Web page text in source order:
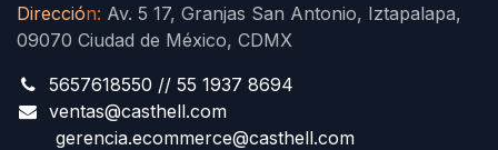
Dirección: Av. 5 17, Granjas San Antonio, Iztapalapa,
09070 Ciudad de México, CDMX
5657618550 // 55 1937 8694
ventas@casthell.com
gerencia.ecommerce@casthell.com